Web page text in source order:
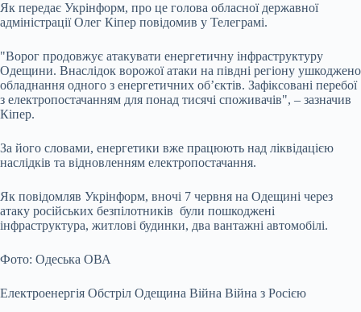
Як передає Укрінформ, про це голова обласної державної
адміністрації Олег Кіпер повідомив у Телеграмі.
"Ворог продовжує атакувати енергетичну інфраструктуру
Одещини. Внаслідок ворожої атаки на півдні регіону ушкоджено
обладнання одного з енергетичних об’єктів. Зафіксовані перебої
з електропостачанням для понад тисячі споживачів", – зазначив
Кіпер.
За його словами, енергетики вже працюють над ліквідацією
наслідків та відновленням електропостачання.
Як повідомляв Укрінформ, вночі 7 червня на Одещині через
атаку російських безпілотників були пошкоджені
інфраструктура, житлові будинки, два вантажні автомобілі.
Фото: Одеська ОВА
Електроенергія Обстріл Одещина Війна Війна з Росією